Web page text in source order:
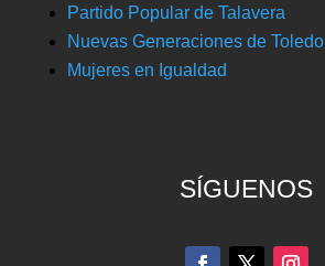
Partido Popular de Talavera
Nuevas Generaciones de Toledo
Mujeres en Igualdad
SÍGUENOS